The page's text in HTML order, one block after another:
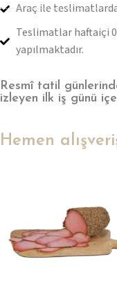
Araç ile
Teslimatlar haftaiçi
yapılmaktadır.
Resmî tatil
izleyen ilk iş günü
Hemen